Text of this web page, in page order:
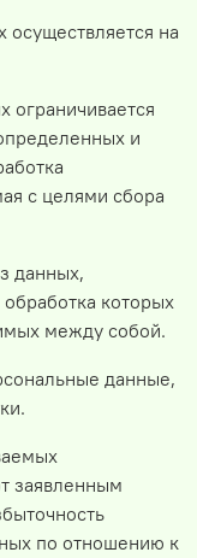
на
ограничивается
и
с целями сбора
данных,
которых
между собой.
данные,
заявленным
по отношению к